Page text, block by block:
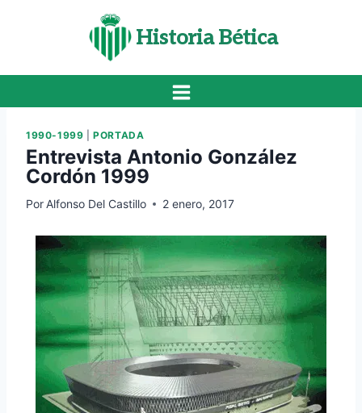
Historia Bética
1990-1999 |PORTADA
Entrevista Antonio González
Cordón 1999
Por Alfonso Del Castillo 2 enero, 2017